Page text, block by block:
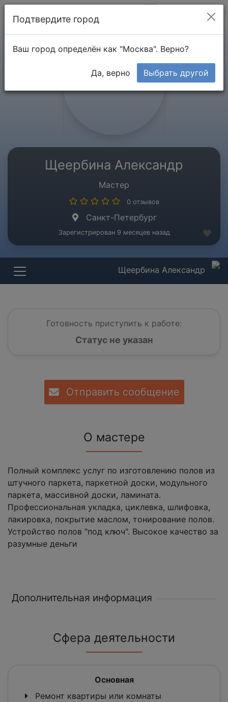
Щеербина Александр
Мастер
0 отзывов
Санкт-Петербург
Зарегистрирован 9 месяцев назад
Щеербина Александр
Готовность приступить к работе:
Статус не указан
Отправить сообщение
О мастере
Полный комплекс услуг по изготовлению полов из
штучного паркета, паркетной доски, модульного
паркета, массивной доски, ламината.
Профессиональная укладка, циклевка, шлифовка,
лакировка, покрытие маслом, тонирование полов.
Устройство полов "под ключ". Высокое качество за
разумные деньги
Дополнительная информация
Сфера деятельности
Основная
Ремонт квартиры или комнаты
Подтвердите город
Ваш город определён как "Москва". Верно?
Да, верно Выбрать другой